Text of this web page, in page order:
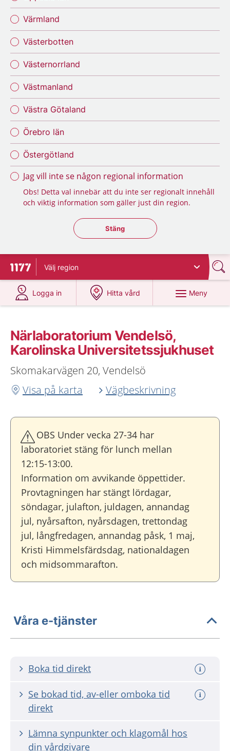
Värmland
Västerbotten
Västernorrland
Västmanland
Västra Götaland
Örebro län
Östergötland
Jag vill inte se någon regional information
Obs! Detta val innebär att du inte ser regionalt innehåll
och viktig information som gäller just din region.
Stäng regionsväljaren
Stäng
Till startsidan för 1177
Välj region
Logga in
på 1177.se
Hitta vård
på 1177.se
Meny
Närlaboratorium Vendelsö,
Karolinska Universitetssjukhuset
Skomakarvägen 20, Vendelsö
Visa på karta
Vägbeskrivning
OBS Under vecka 27-34 har
laboratoriet stäng för lunch mellan
12:15-13:00.
Information om avvikande öppettider.
Provtagningen har stängt lördagar,
söndagar, julafton, juldagen, annandag
jul, nyårsafton, nyårsdagen, trettondag
jul, långfredagen, annandag påsk, 1 maj,
Kristi Himmelsfärdsdag, nationaldagen
och midsommarafton.
Våra e-tjänster
Boka tid direkt
Se bokad tid, av-eller omboka tid
direkt
Lämna synpunkter och klagomål hos
din vårdgivare